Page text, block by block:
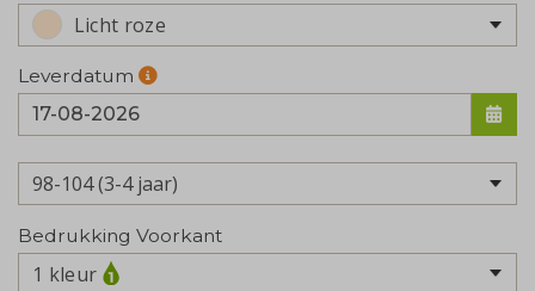
Licht roze
Leverdatum
Bedrukking Voorkant
1 kleur